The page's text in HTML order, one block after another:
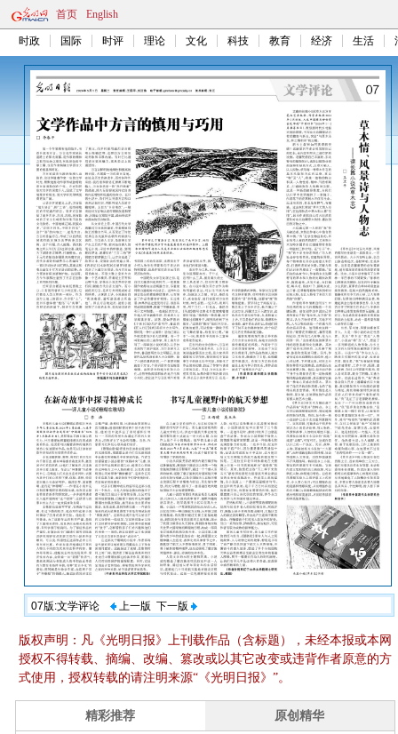
首页 English
时政 国际 时评 理论 文化 科技 教育 经济 生活
07版:文学评论 上一版 下一版
版权声明：凡《光明日报》上刊载作品（含标题），未经本报或本网
授权不得转载、摘编、改编、篡改或以其它改变或违背作者原意的方
式使用，授权转载的请注明来源“《光明日报》”。